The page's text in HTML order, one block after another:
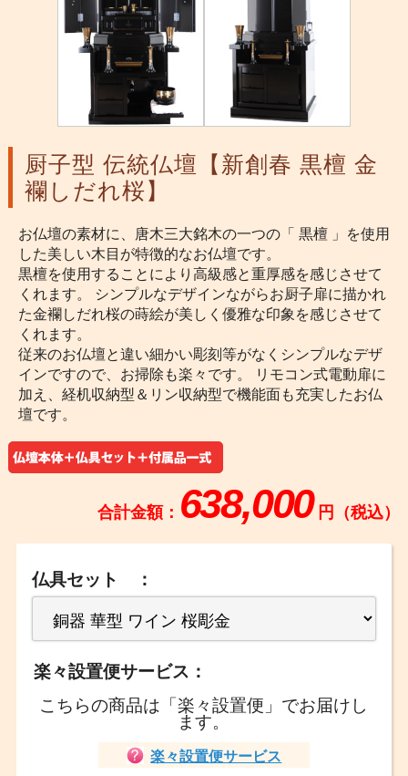
厨子型 伝統仏壇【新創春 黒檀 金
襴しだれ桜】
お仏壇の素材に、唐木三大銘木の一つの「 黒檀 」を使用
した美しい木目が特徴的なお仏壇です。
黒檀を使用することにより高級感と重厚感を感じさせて
くれます。 シンプルなデザインながらお厨子扉に描かれ
た金襴しだれ桜の蒔絵が美しく優雅な印象を感じさせて
くれます。
従来のお仏壇と違い細かい彫刻等がなくシンプルなデザ
インですので、お掃除も楽々です。 リモコン式電動扉に
加え、経机収納型＆リン収納型で機能面も充実したお仏
壇です。
合計金額： 638,000 円（税込）
仏具セット ：
楽々設置便サービス：
こちらの商品は「楽々設置便」でお届けし
ます。
楽々設置便サービス